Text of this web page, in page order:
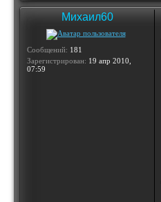
Михаил60
Сообщений: 181
Зарегистрирован: 19 апр 2010,
07:59